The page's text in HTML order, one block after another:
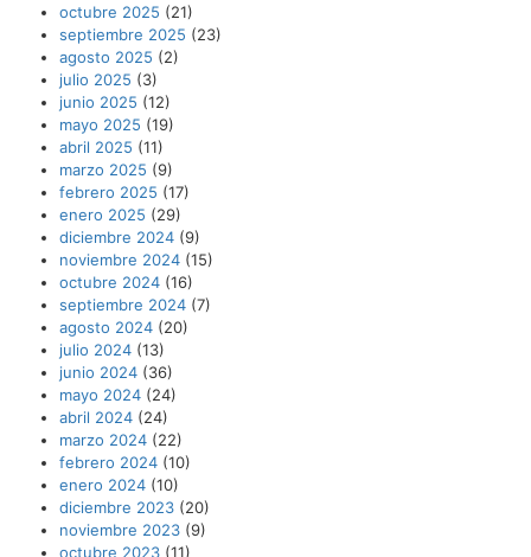
octubre 2025 (21)
septiembre 2025 (23)
agosto 2025 (2)
julio 2025 (3)
junio 2025 (12)
mayo 2025 (19)
abril 2025 (11)
marzo 2025 (9)
febrero 2025 (17)
enero 2025 (29)
diciembre 2024 (9)
noviembre 2024 (15)
octubre 2024 (16)
septiembre 2024 (7)
agosto 2024 (20)
julio 2024 (13)
junio 2024 (36)
mayo 2024 (24)
abril 2024 (24)
marzo 2024 (22)
febrero 2024 (10)
enero 2024 (10)
diciembre 2023 (20)
noviembre 2023 (9)
octubre 2023 (11)